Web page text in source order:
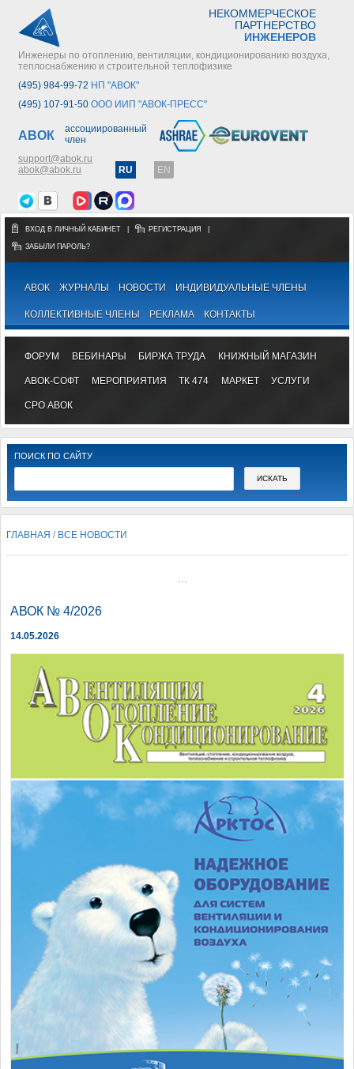
НЕКОММЕРЧЕСКОЕ
ПАРТНЕРСТВО
ИНЖЕНЕРОВ
Инженеры по отоплению, вентиляции, кондиционированию воздуха,
теплоснабжению и строительной теплофизике
(495) 984-99-72 НП "АВОК"
(495) 107-91-50 ООО ИИП "АВОК-ПРЕСС"
АВОК
ассоциированный
член
support@abok.ru
abok@abok.ru
RU EN
ВХОД В ЛИЧНЫЙ КАБИНЕТ РЕГИСТРАЦИЯ
ЗАБЫЛИ ПАРОЛЬ?
АВОК ЖУРНАЛЫ НОВОСТИ ИНДИВИДУАЛЬНЫЕ ЧЛЕНЫ
КОЛЛЕКТИВНЫЕ ЧЛЕНЫ РЕКЛАМА КОНТАКТЫ
ФОРУМ ВЕБИНАРЫ БИРЖА ТРУДА КНИЖНЫЙ МАГАЗИН
АВОК-СОФТ МЕРОПРИЯТИЯ ТК 474 МАРКЕТ УСЛУГИ
СРО АВОК
ПОИСК ПО САЙТУ
ГЛАВНАЯ / ВСЕ НОВОСТИ
АВОК № 4/2026
14.05.2026